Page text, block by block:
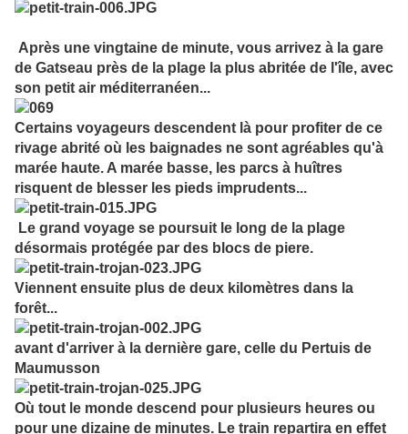
Après une vingtaine de minute, vous arrivez à la gare
de Gatseau près de la plage la plus abritée de l'île, avec
son petit air méditerranéen...
Certains voyageurs descendent là pour profiter de ce
rivage abrité où les baignades ne sont agréables qu'à
marée haute. A marée basse, les parcs à huîtres
risquent de blesser les pieds imprudents...
Le grand voyage se poursuit le long de la plage
désormais protégée par des blocs de piere.
Viennent ensuite plus de deux kilomètres dans la
forêt...
avant d'arriver à la dernière gare, celle du Pertuis de
Maumusson
Où tout le monde descend pour plusieurs heures ou
pour une dizaine de minutes. Le train repartira en effet